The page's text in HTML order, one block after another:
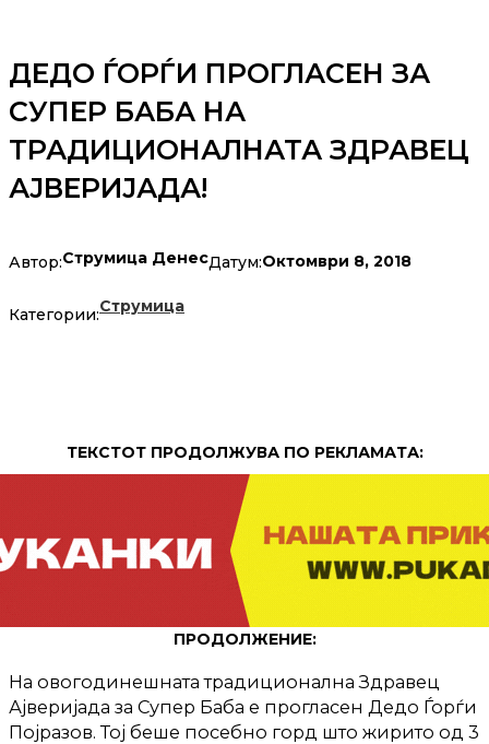
ДЕДО ЃОРЃИ ПРОГЛАСЕН ЗА
СУПЕР БАБА НА
ТРАДИЦИОНАЛНАТА ЗДРАВЕЦ
АЈВЕРИЈАДА!
Автор:Струмица ДенесДатум:Октомври 8, 2018
Категории:Струмица
ТЕКСТОТ ПРОДОЛЖУВА ПО РЕКЛАМАТА:
ПРОДОЛЖЕНИЕ:
На овогодинешната традиционална Здравец
Ајверијада за Супер Баба е прогласен Дедо Ѓорѓи
Појразов. Тој беше посебно горд што жирито од 3